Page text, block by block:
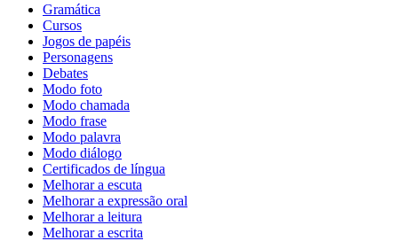
Gramática
Cursos
Jogos de papéis
Personagens
Debates
Modo foto
Modo chamada
Modo frase
Modo palavra
Modo diálogo
Certificados de língua
Melhorar a escuta
Melhorar a expressão oral
Melhorar a leitura
Melhorar a escrita